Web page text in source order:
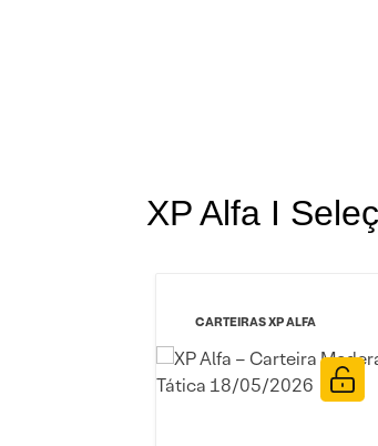
XP Alfa I
CARTEIRAS XP ALFA